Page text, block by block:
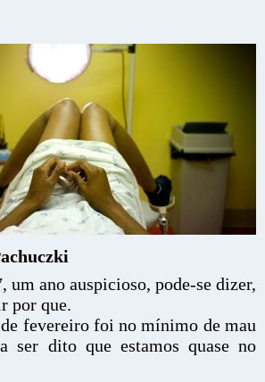
um ano auspicioso, pode-se dizer,
por que.
fevereiro foi no mínimo de mau
ser dito que estamos quase no